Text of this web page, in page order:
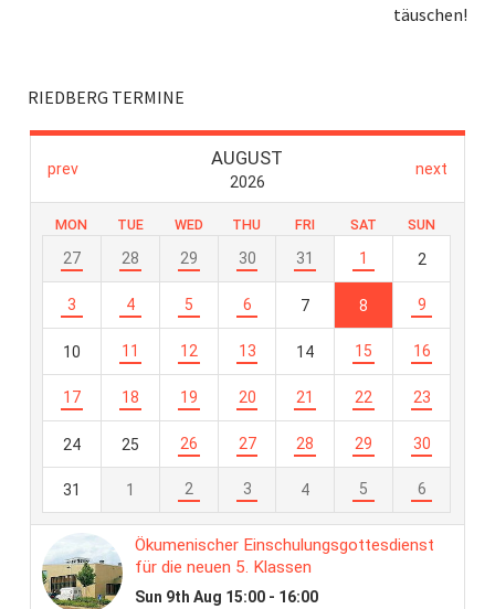
täuschen!
RIEDBERG TERMINE